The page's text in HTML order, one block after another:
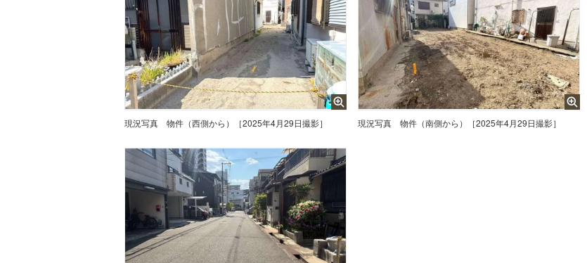
現況写真 物件（西側から）［2025年4月29日撮影］ 現況写真 物件（南側から）［2025年4月29日撮影］